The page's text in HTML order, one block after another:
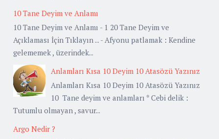
10 Tane Deyim ve Anlamı
10 Tane Deyim ve Anlamı - 1 20 Tane Deyim ve
Açıklaması İçin Tıklayın ... - Afyonu patlamak : Kendine
gelememek , üzerindek...
Anlamları Kısa 10 Deyim 10 Atasözü Yazınız
Anlamları Kısa 10 Deyim 10 Atasözü Yazınız
10 Tane deyim ve anlamları * Cebi delik :
Tutumlu olmayan , savur...
Argo Nedir ?